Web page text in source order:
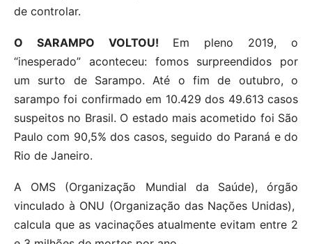
de controlar.
O SARAMPO VOLTOU! Em pleno 2019, o
“inesperado” aconteceu: fomos surpreendidos por
um surto de Sarampo. Até o fim de outubro, o
sarampo foi confirmado em 10.429 dos 49.613 casos
suspeitos no Brasil. O estado mais acometido foi São
Paulo com 90,5% dos casos, seguido do Paraná e do
Rio de Janeiro.
A OMS (Organização Mundial da Saúde), órgão
vinculado à ONU (Organização das Nações Unidas),
calcula que as vacinações atualmente evitam entre 2